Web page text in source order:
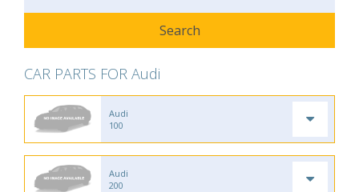
CAR PARTS FOR Audi
Audi
100
Audi
200